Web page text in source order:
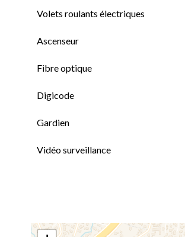
Volets roulants électriques
Ascenseur
Fibre optique
Digicode
Gardien
Vidéo surveillance